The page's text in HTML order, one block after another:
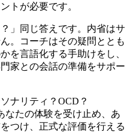
トが必要です。
」同じ答えです。内省はサ
。コーチはその疑問ととも
を言語化する手助けをし、
家との会話の準備をサポー
ナリティ？OCD？
なたの体験を受け止め、あ
つけ、正式な評価を行える